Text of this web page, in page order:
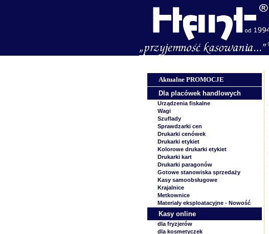
Aktualne PROMOCJE
Dla placówek handlowych
Urządzenia fiskalne
Wagi
Szuflady
Sprawdzarki cen
Drukarki cenówek
Drukarki etykiet
Kolorowe drukarki etykiet
Drukarki kart
Drukarki paragonów
Gotowe stanowiska sprzedaży
Kasy samoobsługowe
Krajalnice
Metkownice
Materiały eksploatacyjne - Nowość
Kasy online
dla fryzjerów
dla kosmetyczek